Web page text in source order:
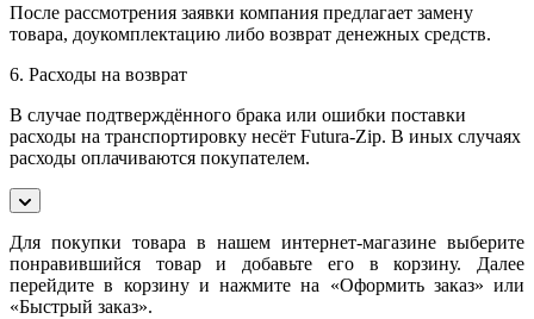
После рассмотрения заявки компания предлагает замену
товара, доукомплектацию либо возврат денежных средств.
6. Расходы на возврат
В случае подтверждённого брака или ошибки поставки
расходы на транспортировку несёт Futura-Zip. В иных случаях
расходы оплачиваются покупателем.
Для покупки товара в нашем интернет-магазине выберите
понравившийся товар и добавьте его в корзину. Далее
перейдите в корзину и нажмите на «Оформить заказ» или
«Быстрый заказ».